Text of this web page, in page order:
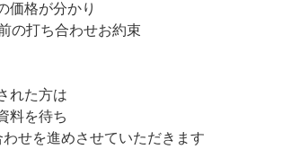
価格が分かり
の打ち合わせお約束
れた方は
料を待ち
せを進めさせていただきます